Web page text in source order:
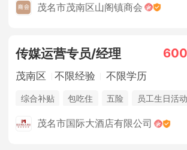
茂名市茂南区山阁镇商会
传媒运营专员/经理
茂南区 不限经验 不限学历
综合补贴 包吃住 五险
员工生日活动
茂名市国际大酒店有限公司